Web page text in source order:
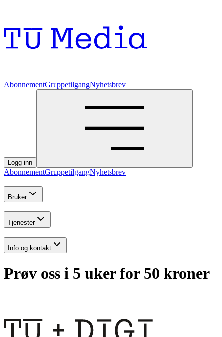
AbonnementGruppetilgangNyhetsbrev
Logg inn
AbonnementGruppetilgangNyhetsbrev
Bruker
Tjenester
Info og kontakt
Prøv oss i 5 uker for 50 kroner